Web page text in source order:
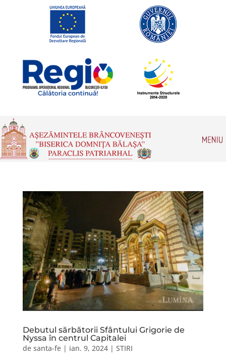
Debutul sărbătorii Sfântului Grigorie de
Nyssa în centrul Capitalei
de santa-fe| ian. 9, 2024| STIRI